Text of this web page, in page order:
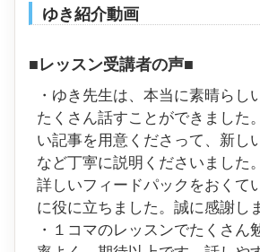
ゆき紹介動画
■レッスン受講者の声■
・ゆき先生は、本当に素晴らし
たくさん話すことができました
い記事を用意くださって、新し
など丁寕に説明くださいました
詳しいフィードパックをおくて
に役に立ちました。誠に感謝し
・１コマのレッスンでたくさん